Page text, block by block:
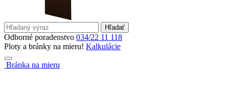
Hľadať
Odborné poradenstvo 034/22 11 118
Ploty a bránky na mieru! Kalkulácie
Bránka na mieru